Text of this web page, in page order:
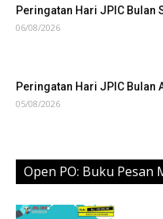
Peringatan Hari JPIC Bulan
06/08/2026
Peringatan Hari JPIC Bulan
05/08/2026
Open PO: Buku Pesan